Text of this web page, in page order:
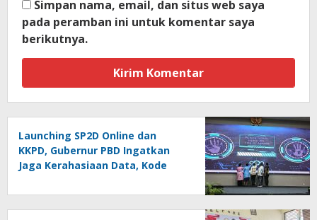
Simpan nama, email, dan situs web saya
pada peramban ini untuk komentar saya
berikutnya.
Launching SP2D Online dan
KKPD, Gubernur PBD Ingatkan
Jaga Kerahasiaan Data, Kode